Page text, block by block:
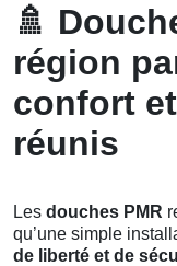
🚿
région
confort
réunis
Les douches PMR
qu’une simple
de liberté et de